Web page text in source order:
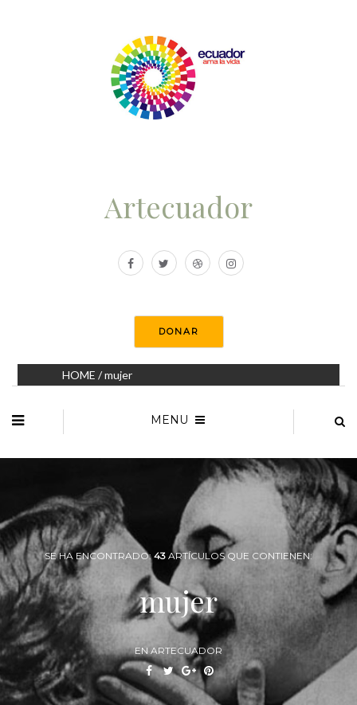
Artecuador
DONAR
HOME / mujer
MENU
SE HA ENCONTRADO:43ARTÍCULOS QUE CONTIENEN:
mujer
EN ARTECUADOR